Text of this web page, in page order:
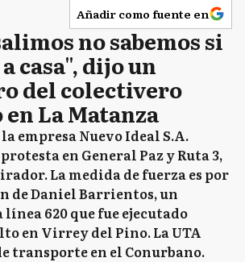
Añadir como fuente en
no sabemos si
casa", dijo un
del colectivero
La Matanza
empresa Nuevo Ideal S.A.
en General Paz y Ruta 3,
La medida de fuerza es por
de Daniel Barrientos, un
620 que fue ejecutado
en Virrey del Pino. La UTA
transporte en el Conurbano.